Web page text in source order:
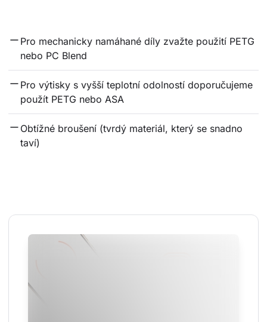
Pro mechanicky namáhané díly zvažte použití PETG
nebo PC Blend
Pro výtisky s vyšší teplotní odolností doporučujeme
použít PETG nebo ASA
Obtížné broušení (tvrdý materiál, který se snadno
taví)